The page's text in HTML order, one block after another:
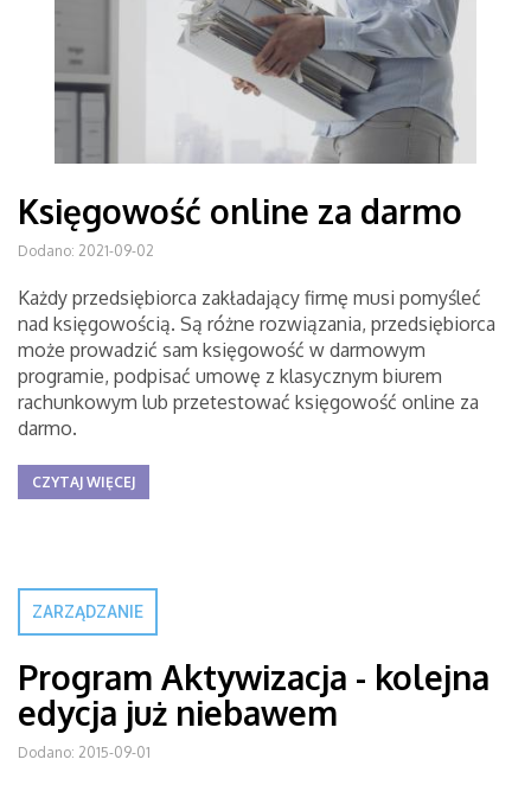
Księgowość online za darmo
Dodano: 2021-09-02
Każdy przedsiębiorca zakładający firmę musi pomyśleć
nad księgowością. Są różne rozwiązania, przedsiębiorca
może prowadzić sam księgowość w darmowym
programie, podpisać umowę z klasycznym biurem
rachunkowym lub przetestować księgowość online za
darmo.
CZYTAJ WIĘCEJ
ZARZĄDZANIE
Program Aktywizacja - kolejna
edycja już niebawem
Dodano: 2015-09-01